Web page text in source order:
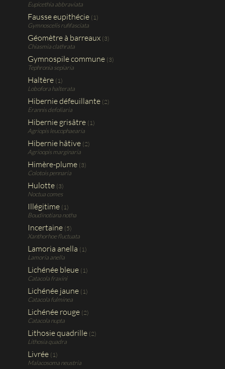
Eupicethia abbraviata
Fausse eupithécie (1)
Gymnoscelis rufifasciata
Géomètre à barreaux (3)
Chiasmia clathrata
Gymnospile commune (3)
Tephronia sepiaria
Haltère (1)
Lobofora halterata
Hibernie défeuillante (2)
Erannis defoliaria
Hibernie grisâtre (1)
Agriopis leucophaearia
Hibernie hâtive (2)
Agrioopis marginaria
Himère-plume (3)
Colotois pennaria
Hulotte (3)
Noctua comes
Illégitime (1)
Boudinotiana notha
Incertaine (5)
Xanthorhoe fluctuata
Lamoria anella (1)
Lamoria anella
Lichénée bleue (1)
Catacola fraxini
Lichénée jaune (1)
Catacola fulminea
Lichénée rouge (2)
Catacola nupta
Lithosie quadrille (2)
Lithosia quadra
Livrée (1)
Malacosoma neustria